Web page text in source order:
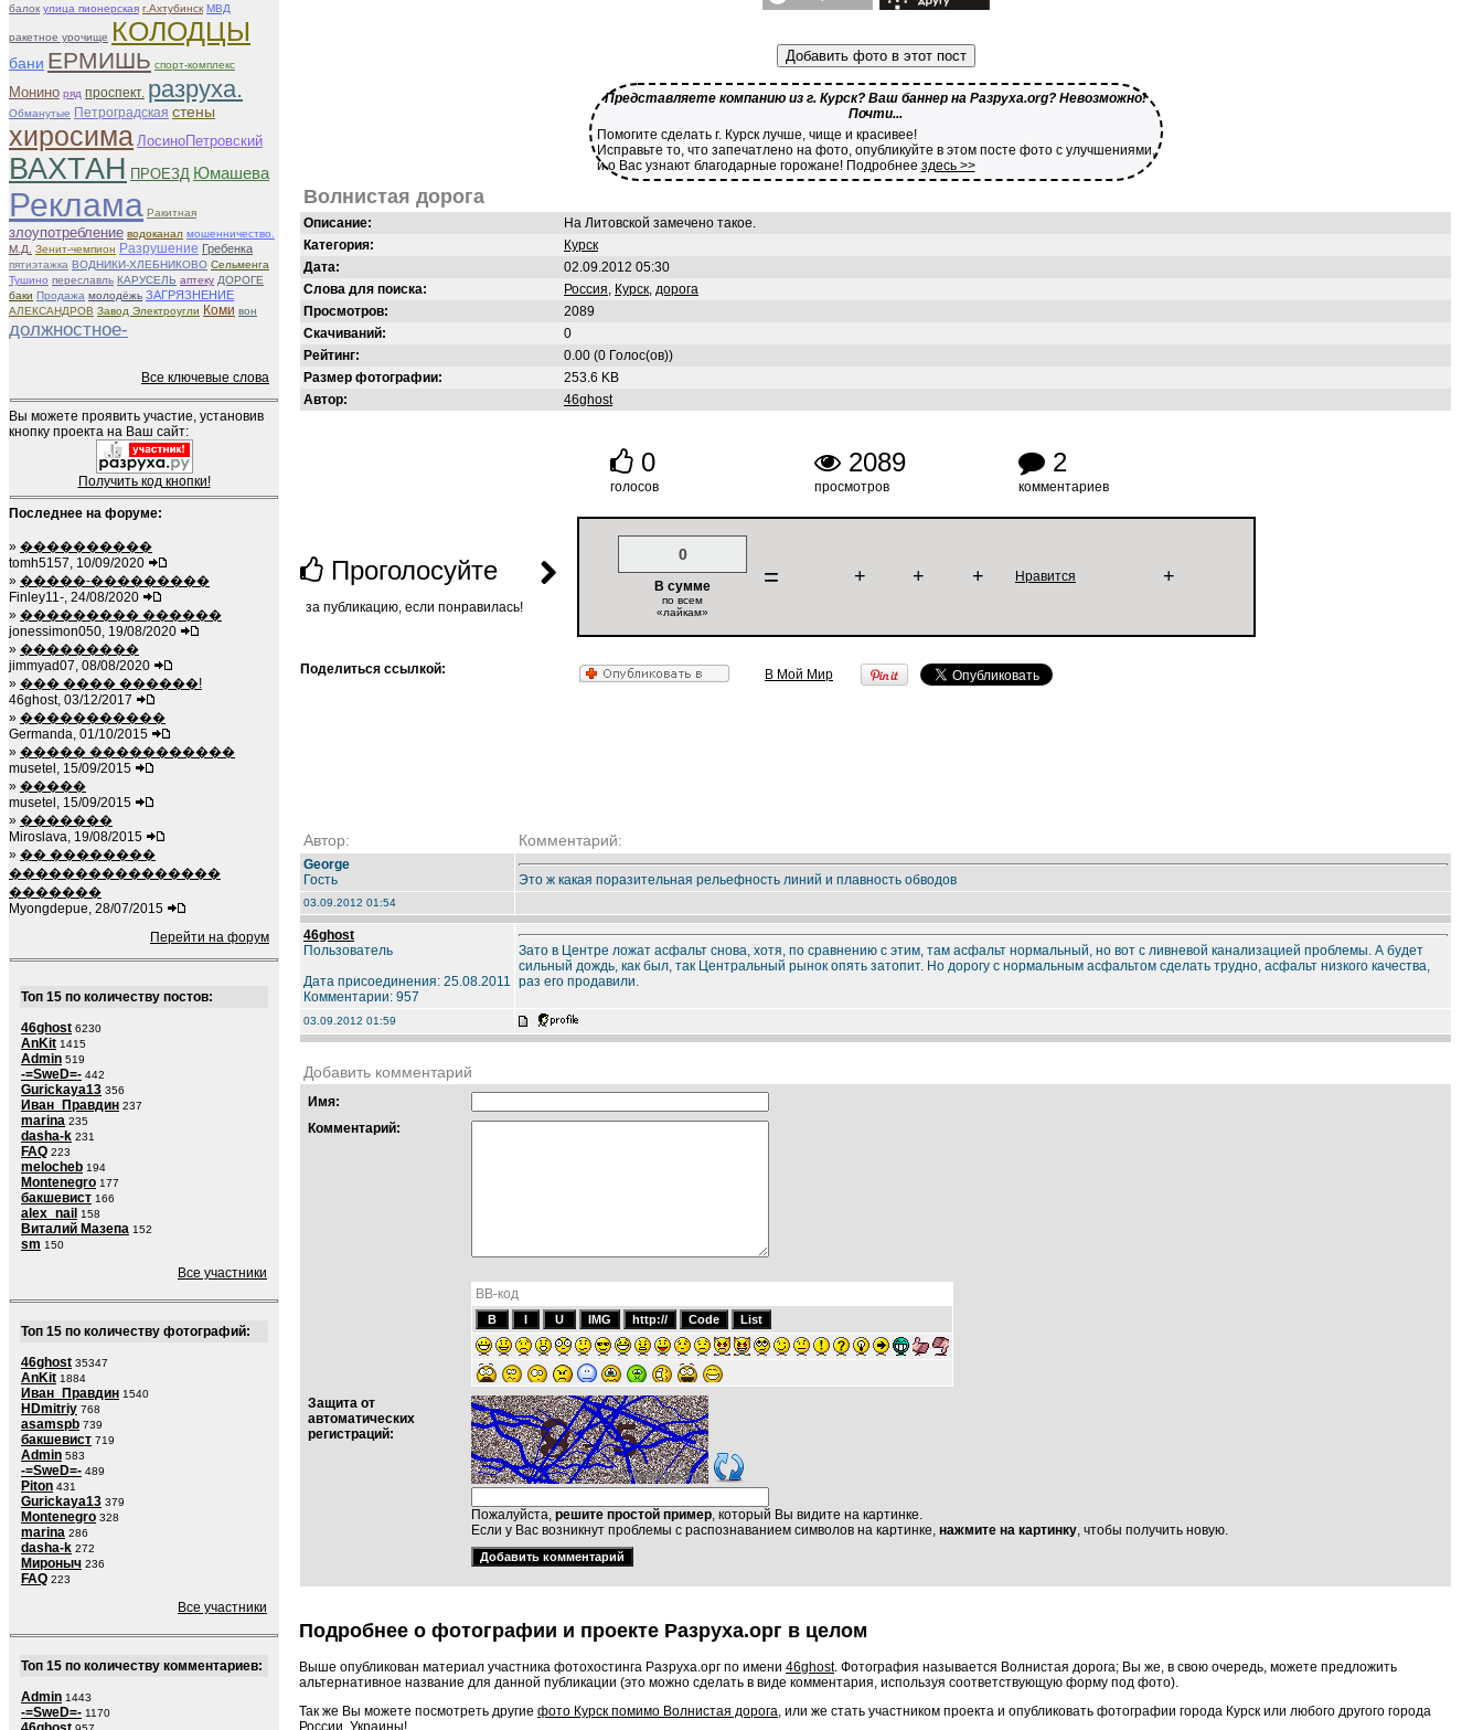
балок улица пионерская г.Ахтубинск МВД
ракетное урочище КОЛОДЦЫ
бани ЕРМИШЬ спорт-комплекс
Монино ряд проспект. разруха.
Обманутые Петроградская стены
хиросима ЛосиноПетровский
ВАХТАН ПРОЕЗД Юмашева
Реклама Ракитная
злоупотребление водоканал мошенничество.
М.Д.
Зенит-чемпион Разрушение Гребенка
пятиэтажка ВОДНИКИ-ХЛЕБНИКОВО Сельменга
Тушино переславль КАРУСЕЛЬ аптеку ДОРОГЕ
баки Продажа молодёжь ЗАГРЯЗНЕНИЕ
АЛЕКСАНДРОВ Завод Электроугли Коми вон
должностное-
Все ключевые слова
Вы можете проявить участие, установив
кнопку проекта на Ваш сайт:
Получить код кнопки!
Последнее на форуме:
» ����������
tomh5157, 10/09/2020
» �����-���������
Finley11-, 24/08/2020
» ��������� ������
jonessimon050, 19/08/2020
» ���������
jimmyad07, 08/08/2020
» ��� ���� ������!
46ghost, 03/12/2017
» �����������
Germanda, 01/10/2015
» ����� �����������
musetel, 15/09/2015
» �����
musetel, 15/09/2015
» �������
Miroslava, 19/08/2015
» �� ��������
����������������
�������
Myongdepue, 28/07/2015
Перейти на форум
Топ 15 по количеству постов:
46ghost 6230
AnKit 1415
Admin 519
-=SweD=- 442
Gurickaya13 356
Иван_Правдин 237
marina 235
dasha-k 231
FAQ 223
melocheb 194
Montenegro 177
бакшевист 166
alex_nail 158
Виталий Мазепа 152
sm 150
Все участники
Топ 15 по количеству фотографий:
46ghost 35347
AnKit 1884
Иван_Правдин 1540
HDmitriy 768
asamspb 739
бакшевист 719
Admin 583
-=SweD=- 489
Piton 431
Gurickaya13 379
Montenegro 328
marina 286
dasha-k 272
Мироныч 236
FAQ 223
Все участники
Топ 15 по количеству комментариев:
Admin 1443
-=SweD=- 1170
Добавить фото в этот пост
Представляете компанию из г. Курск? Ваш баннер на Разруха.org? Невозможно!
Почти...
Помогите сделать г. Курск лучше, чище и красивее!
Исправьте то, что запечатлено на фото, опубликуйте в этом посте фото с улучшениями,
и о Вас узнают благодарные горожане! Подробнее здесь >>
Волнистая дорога
Описание:
На Литовской замечено такое.
Категория:
Курск
Дата:
02.09.2012 05:30
Слова для поиска:
Россия, Курск, дорога
Просмотров:
2089
Скачиваний:
0
Рейтинг:
0.00 (0 Голос(ов))
Размер фотографии:
253.6 KB
Автор:
46ghost
Проголосуйте
за публикацию, если понравилась!
0
голосов
2089
просмотров
2
комментариев
0
В сумме
по всем
«лайкам»
= + + + Нравится +
Поделиться ссылкой: В Мой Мир
Автор: Комментарий:
George
Гость
Это ж какая поразительная рельефность линий и плавность обводов
03.09.2012 01:54
46ghost
Пользователь
Дата присоединения: 25.08.2011
Комментарии: 957
Зато в Центре ложат асфальт снова, хотя, по сравнению с этим, там асфальт нормальный, но вот с ливневой канализацией проблемы. А будет
сильный дождь, как был, так Центральный рынок опять затопит. Но дорогу с нормальным асфальтом сделать трудно, асфальт низкого качества,
раз его продавили.
03.09.2012 01:59
Добавить комментарий
Имя:
Комментарий:
BB-код
Защита от
автоматических
регистраций:
Пожалуйста, решите простой пример, который Вы видите на картинке.
Если у Вас возникнут проблемы с распознаванием символов на картинке, нажмите на картинку, чтобы получить новую.
Подробнее о фотографии и проекте Разруха.орг в целом
Выше опубликован материал участника фотохостинга Разруха.орг по имени 46ghost. Фотография называется Волнистая дорога; Вы же, в свою очередь, можете предложить
альтернативное название для данной публикации (это можно сделать в виде комментария, используя соответствующую форму под фото).
Так же Вы можете посмотреть другие фото Курск помимо Волнистая дорога, или же стать участником проекта и опубликовать фотографии города Курск или любого другого города
России, Украины!